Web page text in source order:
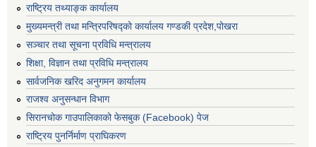
राष्ट्रिय तथ्याङ्क कार्यालय
मुख्यमन्त्री तथा मन्त्रिपरिषद्को कार्यालय गण्डकी प्रदेश,पोखरा
सञ्‍चार तथा सूचना प्रविधि मन्त्रालय
शिक्षा, विज्ञान तथा प्रविधि मन्त्रालय
सार्वजनिक खरिद अनुगमन कार्यालय
राजश्व अनुसन्धान विभाग
सिरानचोक गाउपालिकाको फेसबुक (Facebook) पेज
राष्ट्रिय पुनर्निर्माण प्राघिकरण